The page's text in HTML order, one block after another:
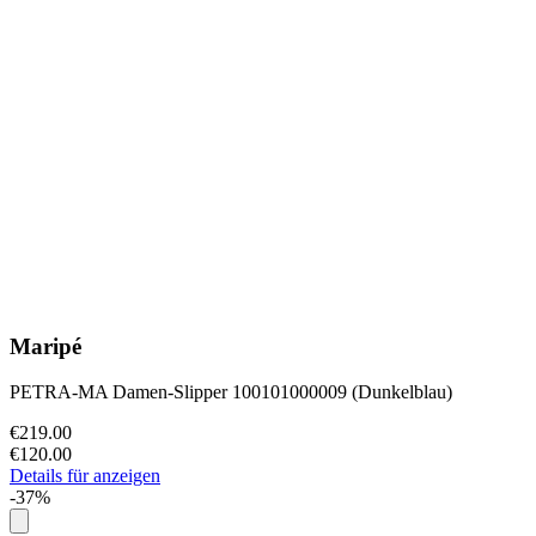
Maripé
PETRA-MA Damen-Slipper 100101000009 (Dunkelblau)
€219.00
€120.00
Details für anzeigen
-37%